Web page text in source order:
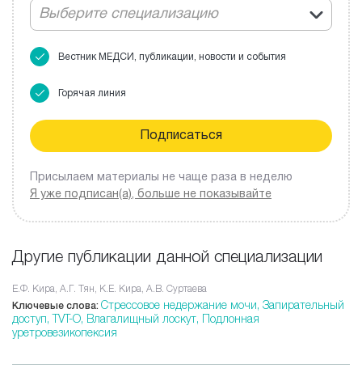
Выберите специализацию
Вестник МЕДСИ, публикации, новости и события
Горячая линия
Присылаем материалы не чаще раза в неделю
Я уже подписан(а), больше не показывайте
Другие публикации данной специализации
Е.Ф. Кира, А.Г. Тян, К.Е. Кира, А.В. Суртаева
Ключевые слова: Стрессовое недержание мочи, Запирательный
доступ,TVT-O, Влагалищный лоскут, Подлонная
уретровезикопексия